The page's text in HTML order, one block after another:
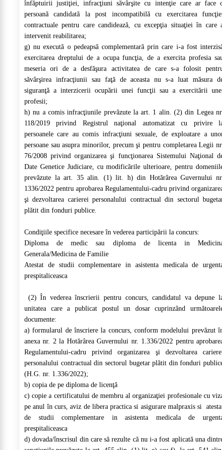
înfăptuirii justiţiei, infracţiuni săvârşite cu intenţie care ar face
persoană candidată la post incompatibilă cu exercitarea
contractuale pentru care candidează, cu excepţia situaţiei în care
intervenit reabilitarea;
g) nu execută o pedeapsă complementară prin care i-a fost
exercitarea dreptului de a ocupa funcţia, de a exercita profesia
meseria ori de a desfăşura activitatea de care s-a folosit
săvârşirea infracţiunii sau faţă de aceasta nu s-a luat măsura
siguranţă a interzicerii ocupării unei funcţii sau a exercitării
profesii;
h) nu a comis infracţiunile prevăzute la art. 1 alin. (2) din Legea
118/2019 privind Registrul naţional automatizat cu privire
persoanele care au comis infracţiuni sexuale, de exploatare a
persoane sau asupra minorilor, precum şi pentru completarea Legii
76/2008 privind organizarea şi funcţionarea Sistemului Naţional
Date Genetice Judiciare, cu modificările ulterioare, pentru
prevăzute la art. 35 alin. (1) lit. h) din Hotărârea Guvernului
1336/2022 pentru aprobarea Regulamentului-cadru privind
şi dezvoltarea carierei personalului contractual din sectorul
plătit din fonduri publice.
Condiţiile specifice necesare în vederea participării la concurs:
Diploma de medic sau diploma de licenta in
Generala/Medicina de Familie
Atestat de studii complementare in asistenta medicala de
prespitaliceasca
(2) În vederea înscrierii pentru concurs, candidatul va depune
unitatea care a publicat postul un dosar cuprinzând
documente:
a) formularul de înscriere la concurs, conform modelului prevăzut
anexa nr. 2 la Hotărârea Guvernului nr. 1.336/2022 pentru
Regulamentului-cadru privind organizarea şi dezvoltarea
personalului contractual din sectorul bugetar plătit din fonduri
(H.G. nr. 1.336/2022);
b) copia de pe diploma de licenţă
c) copie a certificatului de membru al organizaţiei profesionale cu
pe anul în curs, aviz de libera practica si asigurare malpraxis si
de studii complementare in asistenta medicala de
prespitaliceasca
d) dovada/înscrisul din care să rezulte că nu i-a fost aplicată una